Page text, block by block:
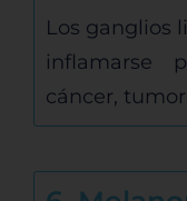
Los ganglios
inflamarse
cáncer,